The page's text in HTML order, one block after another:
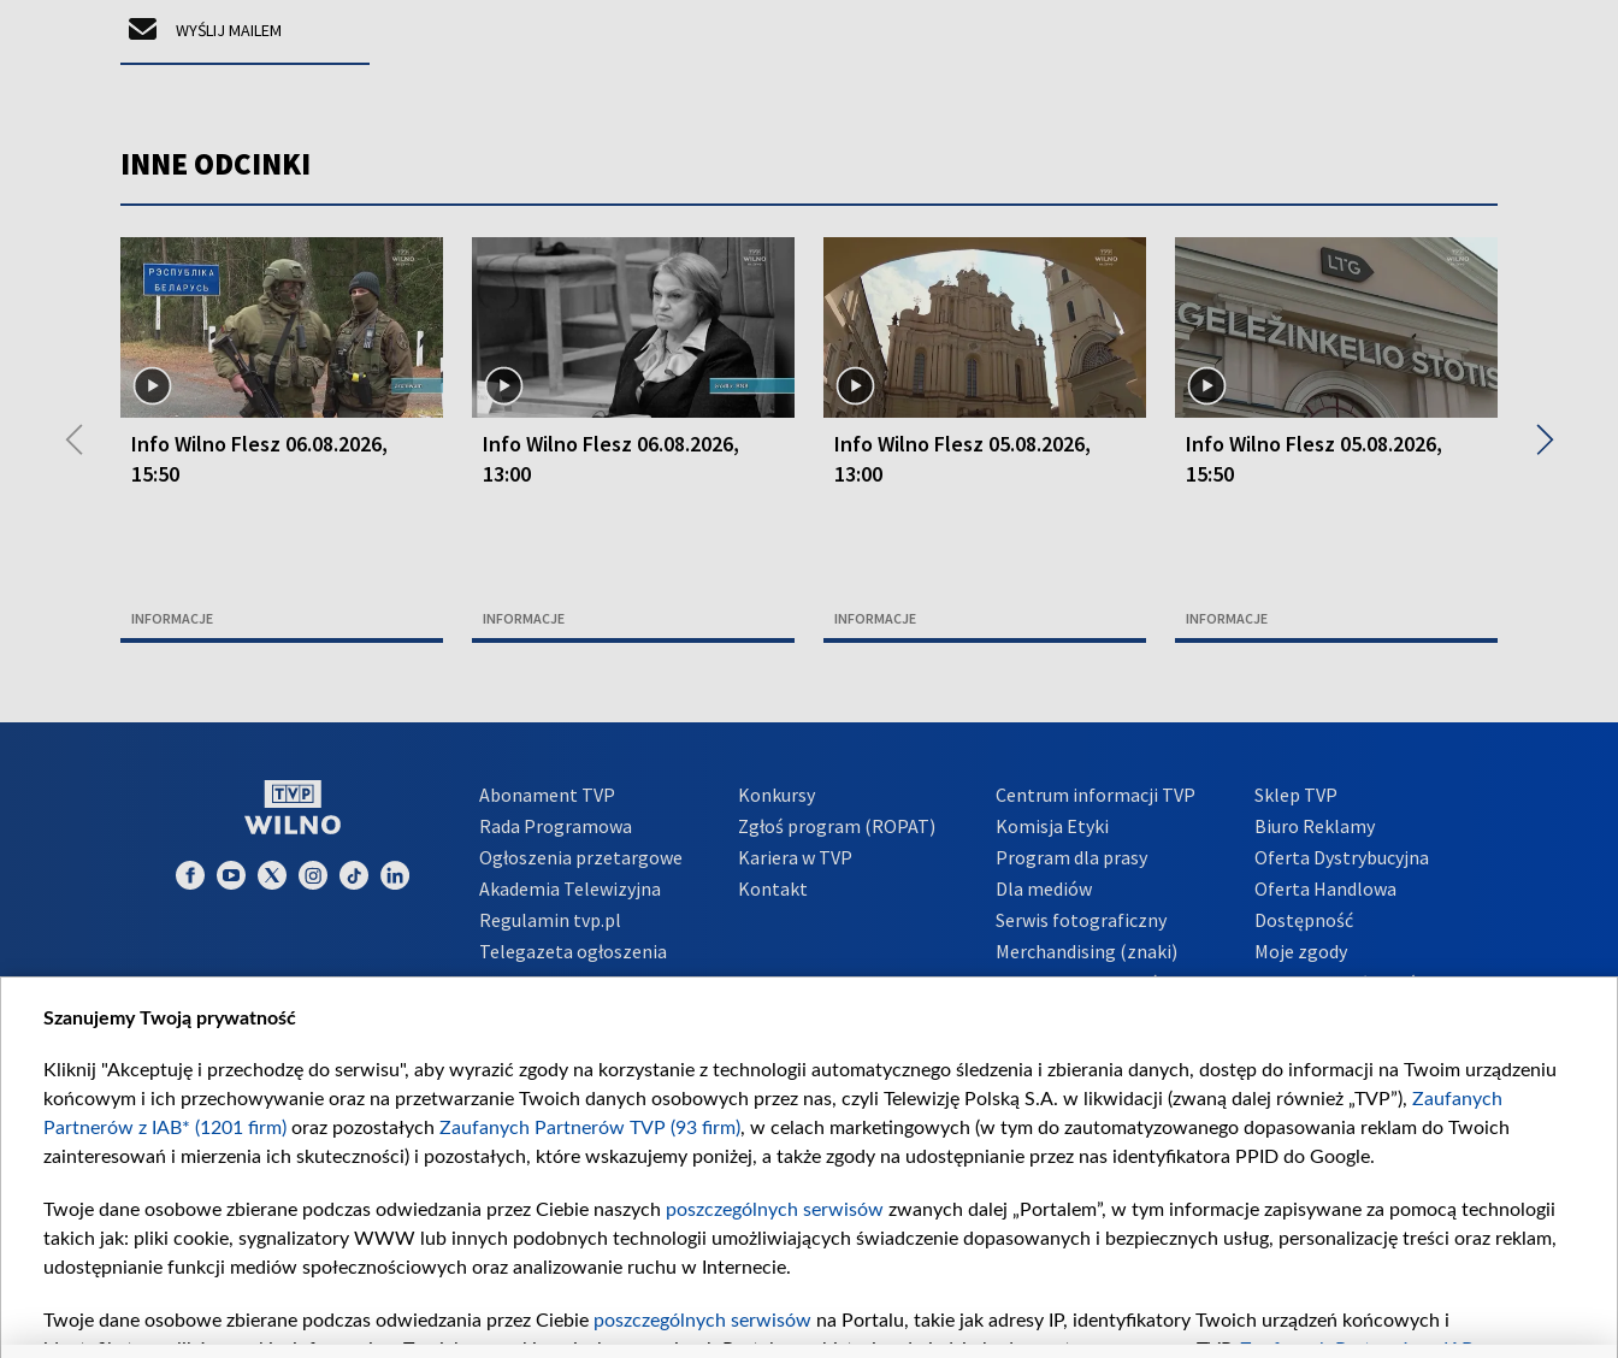
WYŚLIJ MAILEM
INNE ODCINKI
Info Wilno Flesz 06.08.2026,
15:50
INFORMACJE
Info Wilno Flesz 06.08.2026,
13:00
INFORMACJE
Info Wilno Flesz 05.08.2026,
13:00
INFORMACJE
Info Wilno Flesz 05.08.2026,
15:50
INFORMACJE
Info
◀ ▶
Abonament TVP
Rada Programowa
Ogłoszenia przetargowe
Akademia Telewizyjna
Regulamin tvp.pl
Telegazeta ogłoszenia
Informacje o nadawcy
Konkursy
Zgłoś program (ROPAT)
Kariera w TVP
Kontakt
Centrum informacji TVP
Komisja Etyki
Program dla prasy
Dla mediów
Serwis fotograficzny
Merchandising (znaki)
Polityka Prywatności
Sklep TVP
Biuro Reklamy
Oferta Dystrybucyjna
Oferta Handlowa
Dostępność
Moje zgody
Procedura zgłoszeń
Szanujemy Twoją prywatność
Kliknij "Akceptuję i przechodzę do serwisu", aby wyrazić zgody na korzystanie z technologii automatycznego śledzenia i zbierania danych, dostęp do informacji na Twoim urządzeniu
końcowym i ich przechowywanie oraz na przetwarzanie Twoich danych osobowych przez nas, czyli Telewizję Polską S.A. w likwidacji (zwaną dalej również „TVP”), Zaufanych
Partnerów z IAB* (1201 firm) oraz pozostałych Zaufanych Partnerów TVP (93 firm), w celach marketingowych (w tym do zautomatyzowanego dopasowania reklam do Twoich
zainteresowań i mierzenia ich skuteczności) i pozostałych, które wskazujemy poniżej, a także zgody na udostępnianie przez nas identyfikatora PPID do Google.
Twoje dane osobowe zbierane podczas odwiedzania przez Ciebie naszych poszczególnych serwisów zwanych dalej „Portalem”, w tym informacje zapisywane za pomocą technologii
takich jak: pliki cookie, sygnalizatory WWW lub innych podobnych technologii umożliwiających świadczenie dopasowanych i bezpiecznych usług, personalizację treści oraz reklam,
udostępnianie funkcji mediów społecznościowych oraz analizowanie ruchu w Internecie.
Twoje dane osobowe zbierane podczas odwiedzania przez Ciebie poszczególnych serwisów na Portalu, takie jak adresy IP, identyfikatory Twoich urządzeń końcowych i
identyfikatory plików cookie, informacje o Twoich wyszukiwaniach w serwisach Portalu czy historia odwiedzin będą przetwarzane przez TVP, Zaufanych Partnerów z IAB